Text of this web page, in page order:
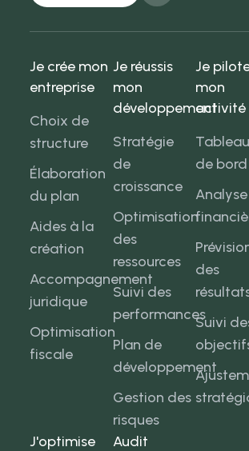
Je crée mon
entreprise
Choix de
structure
Élaboration
du plan
Aides à la
création
Accompagnement
juridique
Optimisation
fiscale
Je réussis
mon
développement
Stratégie
de
croissance
Optimisation
des
ressources
Suivi des
performances
Plan de
développement
Gestion des
risques
Je
mon
activité
de bord
Analyse
des
Suivi
J'optimise
Audit